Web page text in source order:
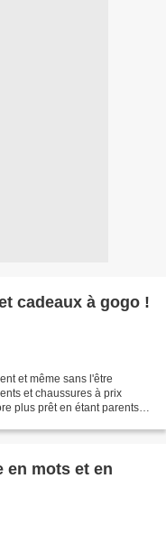
cadeaux à gogo !
et même sans l'être
et chaussures à prix
plus prêt en étant parents.
en mots et en